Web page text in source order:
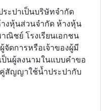
ะปาเป็นบริษัทจำกัด
งหุ้นส่วนจำกัด ห้างหุ้น
ชย์ โรงเรียนเอกชน
ดการหรือเจ้าของผู้มี
นผู้ลงนามในแบบคำขอ
สัญญาใช้น้ำประปากับ